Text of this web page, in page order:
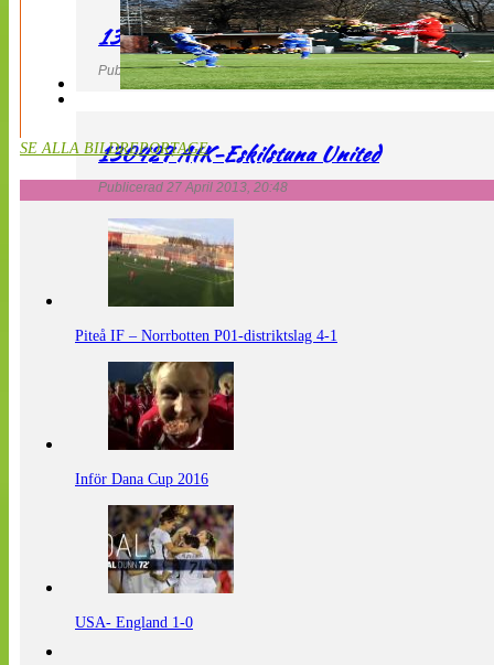
130427 LdB FC Malmö – Mallbackens IF
Publicerad 27 April 2013, 20:54
130427 AIK-Eskilstuna United
Publicerad 27 April 2013, 20:48
SE ALLA BILDREPORTAGE
Piteå IF – Norrbotten P01-distriktslag 4-1
Inför Dana Cup 2016
USA- England 1-0